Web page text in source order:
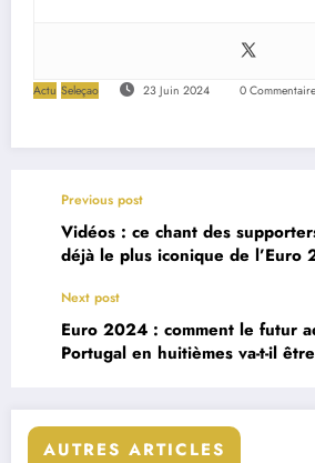
Actu Seleçao 23 Juin 2024 0
Previous post
Vidéos : ce chant des
déjà le plus iconique de l’Euro
Next post
Euro 2024 : comment le futur
Portugal en huitièmes va-t-il
AUTRES ARTICLES